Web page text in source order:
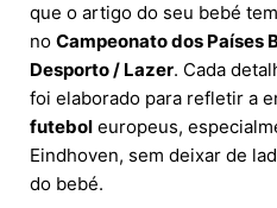
que o artigo do seu bebé
no Campeonato dos Países
Desporto / Lazer. Cada
foi elaborado para refletir a
futebol europeus,
Eindhoven, sem deixar de
do bebé.